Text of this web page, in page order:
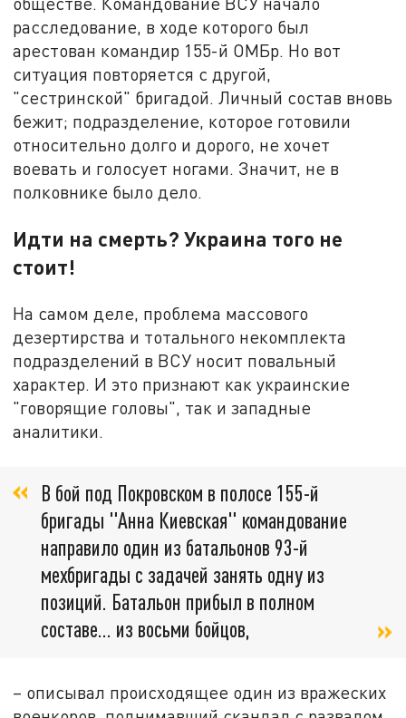
расследование, в ходе которого был
арестован командир 155-й ОМБр. Но вот
ситуация повторяется с другой,
"сестринской" бригадой. Личный состав вновь
бежит; подразделение, которое готовили
относительно долго и дорого, не хочет
воевать и голосует ногами. Значит, не в
полковнике было дело.
Идти на смерть? Украина того не
стоит!
На самом деле, проблема массового
дезертирства и тотального некомплекта
подразделений в ВСУ носит повальный
характер. И это признают как украинские
"говорящие головы", так и западные
аналитики.
В бой под Покровском в полосе 155-й
бригады "Анна Киевская" командование
направило один из батальонов 93-й
мехбригады с задачей занять одну из
позиций. Батальон прибыл в полном
составе... из восьми бойцов,
– описывал происходящее один из вражеских